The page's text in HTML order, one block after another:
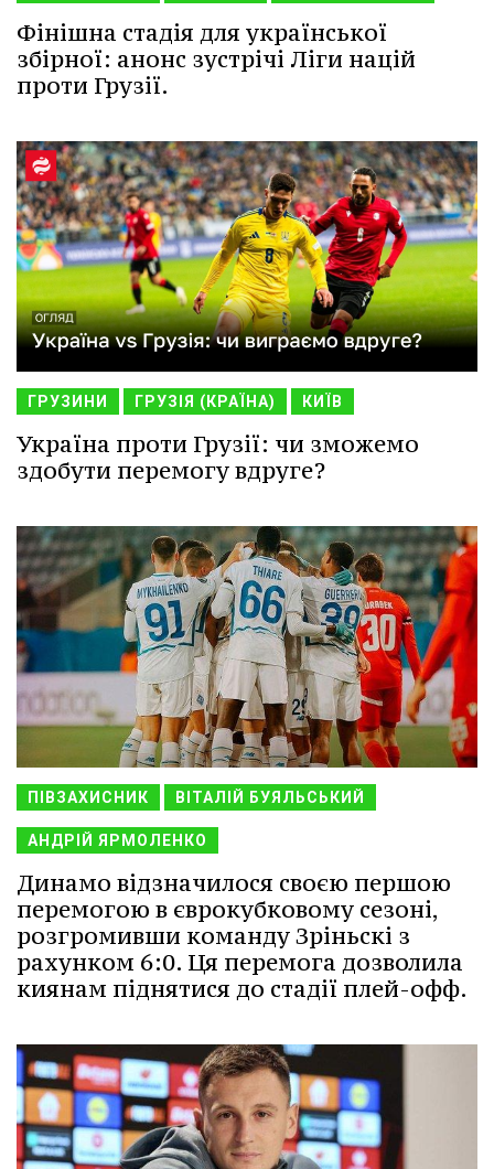
Фінішна стадія для української
збірної: анонс зустрічі Ліги націй
проти Грузії.
ГРУЗИНИ ГРУЗІЯ (КРАЇНА) КИЇВ
Україна проти Грузії: чи зможемо
здобути перемогу вдруге?
ПІВЗАХИСНИК ВІТАЛІЙ БУЯЛЬСЬКИЙ
АНДРІЙ ЯРМОЛЕНКО
Динамо відзначилося своєю першою
перемогою в єврокубковому сезоні,
розгромивши команду Зріньскі з
рахунком 6:0. Ця перемога дозволила
киянам піднятися до стадії плей-офф.